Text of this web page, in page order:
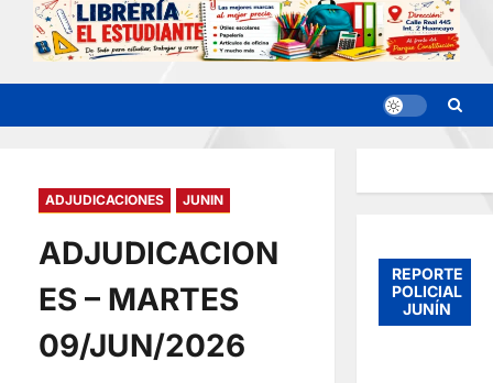
ADJUDICACIONES JUNIN
ADJUDICACION
ES – MARTES
09/JUN/2026
REPORTE
POLICIAL
JUNÍN